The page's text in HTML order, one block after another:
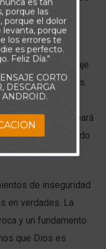
firme?
estas cosas,
grande. En el pasaje
serán sacudidos.
ser exacto.
de que Dios creará
tanto nuestro mundo
de inseguridad
en verdades. La
y un fundamento
que Dios es
porque las
porque el dolor
levanta, porque
los errores te
es perfecto.
Feliz Día."
CORTO
DESCARGA
ANDROID.